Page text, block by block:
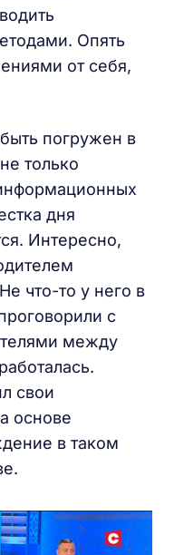
Опять
от себя,
погружен в
только
дня
Интересно,
что-то у него в
с
между
свои
основе
в таком